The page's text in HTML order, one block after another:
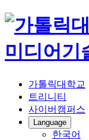
미디어기
가톨릭대학교
트리니티
사이버캠퍼스
Language
한국어